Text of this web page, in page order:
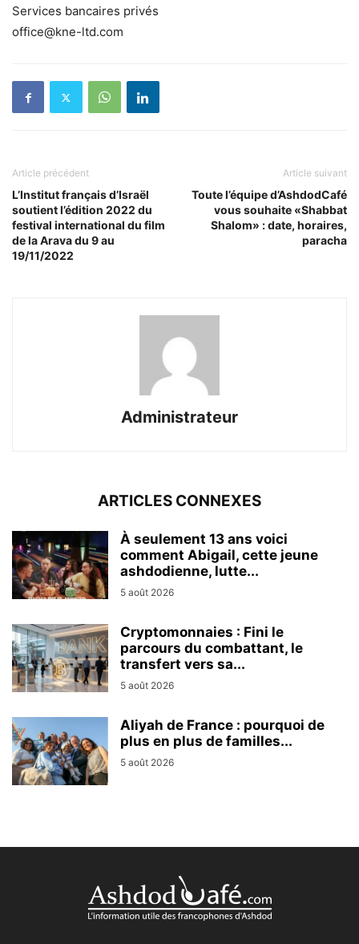
Services bancaires privés
office@kne-ltd.com
Article précédent
L’Institut français d’Israël
soutient l’édition 2022 du
festival international du film
de la Arava du 9 au
19/11/2022
Article suivant
Toute l’équipe d’AshdodCafé
vous souhaite «Shabbat
Shalom» : date, horaires,
paracha
Administrateur
ARTICLES CONNEXES
À seulement 13 ans voici
comment Abigail, cette jeune
ashdodienne, lutte...
5 août 2026
Cryptomonnaies : Fini le
parcours du combattant, le
transfert vers sa...
5 août 2026
Aliyah de France : pourquoi de
plus en plus de familles...
5 août 2026